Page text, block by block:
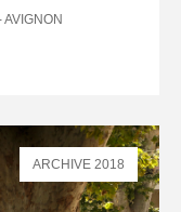
ARCHIVE 2018